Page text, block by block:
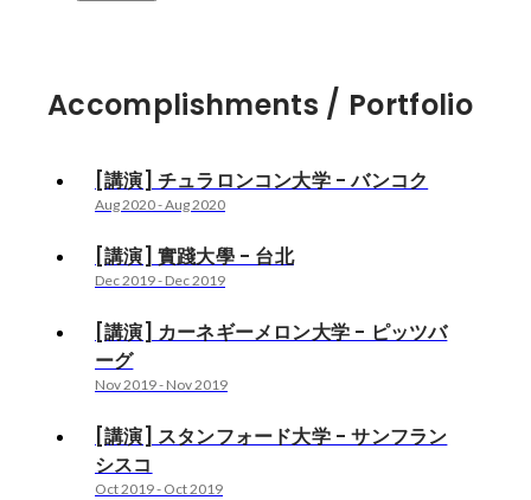
Accomplishments / Portfolio
[講演] チュラロンコン大学 - バンコク
Aug 2020-Aug 2020
[講演] 實踐大學 - 台北
Dec 2019- Dec 2019
[講演] カーネギーメロン大学 - ピッツバ
ーグ
Nov 2019- Nov 2019
[講演] スタンフォード大学 - サンフラン
シスコ
Oct 2019- Oct 2019